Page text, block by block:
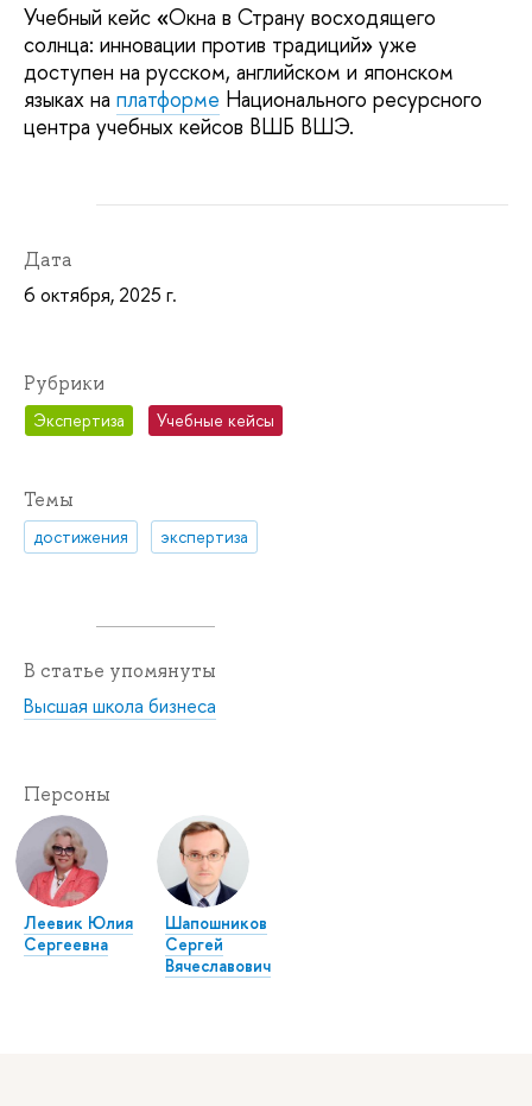
Учебный кейс «Окна в Страну восходящего
солнца: инновации против традиций» уже
доступен на русском, английском и японском
языках на платформе Национального ресурсного
центра учебных кейсов ВШБ ВШЭ.
Дата
6 октября, 2025 г.
Рубрики
Экспертиза Учебные кейсы
Темы
достижения экспертиза
В статье упомянуты
Высшая школа бизнеса
Персоны
Леевик Юлия
Сергеевна
Шапошников
Сергей
Вячеславович